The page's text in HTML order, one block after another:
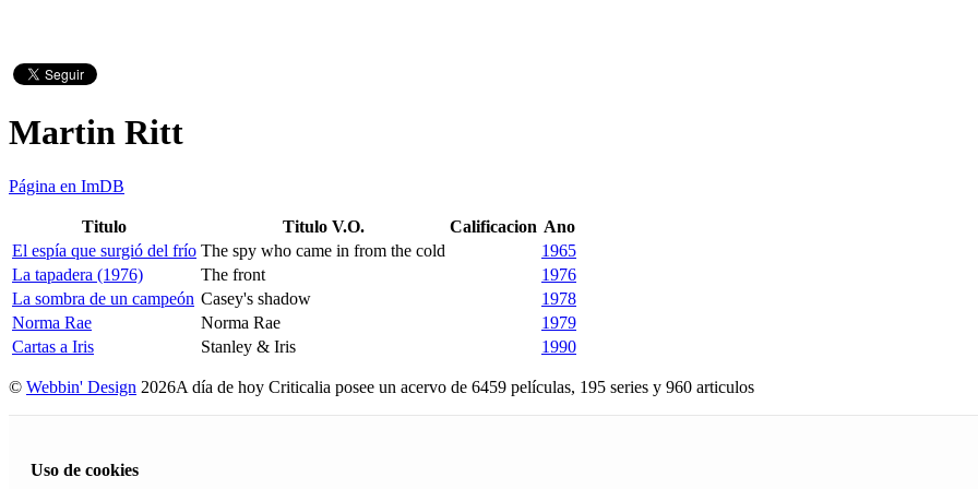
Martin Ritt
Página en ImDB
Titulo Titulo V.O. Calificacion Ano
El espía que surgió del frío The spy who came in from the cold
1965
La tapadera (1976)
The front
1976
La sombra de un campeón Casey's shadow
1978
Norma Rae
Norma Rae
1979
Cartas a Iris
Stanley & Iris 1990
© Webbin' Design 2026A día de hoy Criticalia posee un acervo de 6459 películas, 195 series y 960 articulos
Uso de cookies